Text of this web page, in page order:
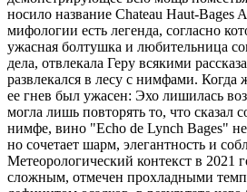
носило название Chateau Haut-Bages
мифологии есть легенда, согласно
ужасная болтушка и любительница
дела, отвлекала Геру всякими
развлекался в лесу с нимфами. Когда
ее гнев был ужасен: Эхо лишилась
могла лишь повторять то, что сказал
нимфе, вино "Echo de Lynch Bages"
но сочетает шарм, элегантность и
Метеорологический контекст в 2021
сложным, отмечен прохладными